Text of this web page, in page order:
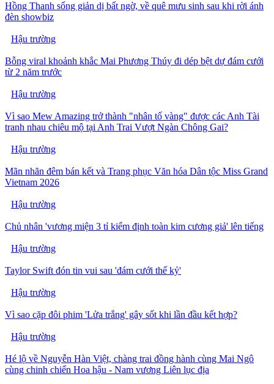
Hồng Thanh sống giản dị bất ngờ, về quê mưu sinh sau khi rời ánh
đèn showbiz
Hậu trường
Bỗng viral khoảnh khắc Mai Phương Thúy đi dép bệt dự đám cưới
từ 2 năm trước
Hậu trường
Vì sao Mew Amazing trở thành "nhân tố vàng" được các Anh Tài
tranh nhau chiêu mộ tại Anh Trai Vượt Ngàn Chông Gai?
Hậu trường
Mãn nhãn đêm bán kết và Trang phục Văn hóa Dân tộc Miss Grand
Vietnam 2026
Hậu trường
Chủ nhân 'vương miện 3 tỉ kiểm định toàn kim cương giả' lên tiếng
Hậu trường
Taylor Swift đón tin vui sau 'đám cưới thế kỷ'
Hậu trường
Vì sao cặp đôi phim 'Lửa trắng' gây sốt khi lần đầu kết hợp?
Hậu trường
Hé lộ về Nguyễn Hàn Việt, chàng trai đồng hành cùng Mai Ngô
cùng chinh chiến Hoa hậu - Nam vương Liên lục địa